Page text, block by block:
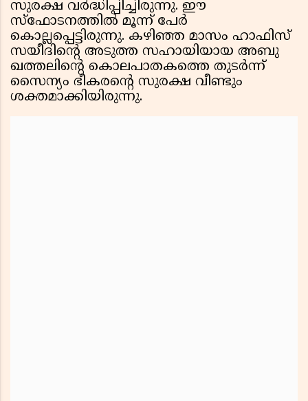
സുരക്ഷ വര്‍ദ്ധിപ്പിച്ചിരുന്നു. ഈ
സ്‌ഫോടനത്തില്‍ മൂന്ന് പേര്‍
കൊല്ലപ്പെട്ടിരുന്നു. കഴിഞ്ഞ മാസം ഹാഫിസ്
സയീദിന്റെ അടുത്ത സഹായിയായ അബു
ഖത്തലിന്റെ കൊലപാതകത്തെ തുടര്‍ന്ന്
സൈന്യം ഭീകരന്റെ സുരക്ഷ വീണ്ടും
ശക്തമാക്കിയിരുന്നു.